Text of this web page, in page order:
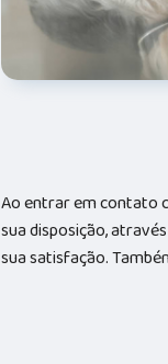
Ao entrar em contato
sua disposição,
sua satisfação.